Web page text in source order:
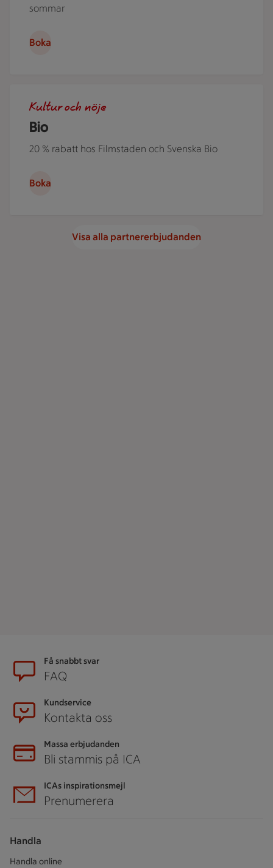
sommar
Boka
Bio
Kultur och nöje
20 % rabatt hos Filmstaden och Svenska Bio
Boka
Visa alla partnererbjudanden
SidfotFå snabbt svar
FAQ
Kundservice
Kontakta oss
Massa erbjudanden
Bli stammis på ICA
ICAs inspirationsmejl
Prenumerera
Handla
Handla online